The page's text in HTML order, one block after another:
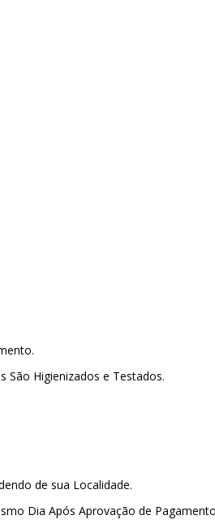
São Higienizados e Testados.
de sua Localidade.
Dia Após Aprovação de